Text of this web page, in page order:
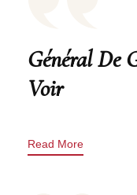
Général De
Voir
Read More